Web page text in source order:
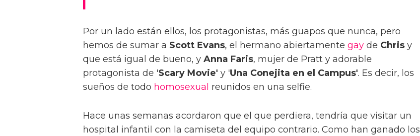
Por un lado están ellos, los protagonistas, más guapos que nunca, pero
hemos de sumar a Scott Evans, el hermano abiertamente gay de Chris y
que está igual de bueno, y Anna Faris, mujer de Pratt y adorable
protagonista de 'Scary Movie' y 'Una Conejita en el Campus'. Es decir, los
sueños de todo homosexual reunidos en una selfie.
Hace unas semanas acordaron que el que perdiera, tendría que visitar un
hospital infantil con la camiseta del equipo contrario. Como han ganado los